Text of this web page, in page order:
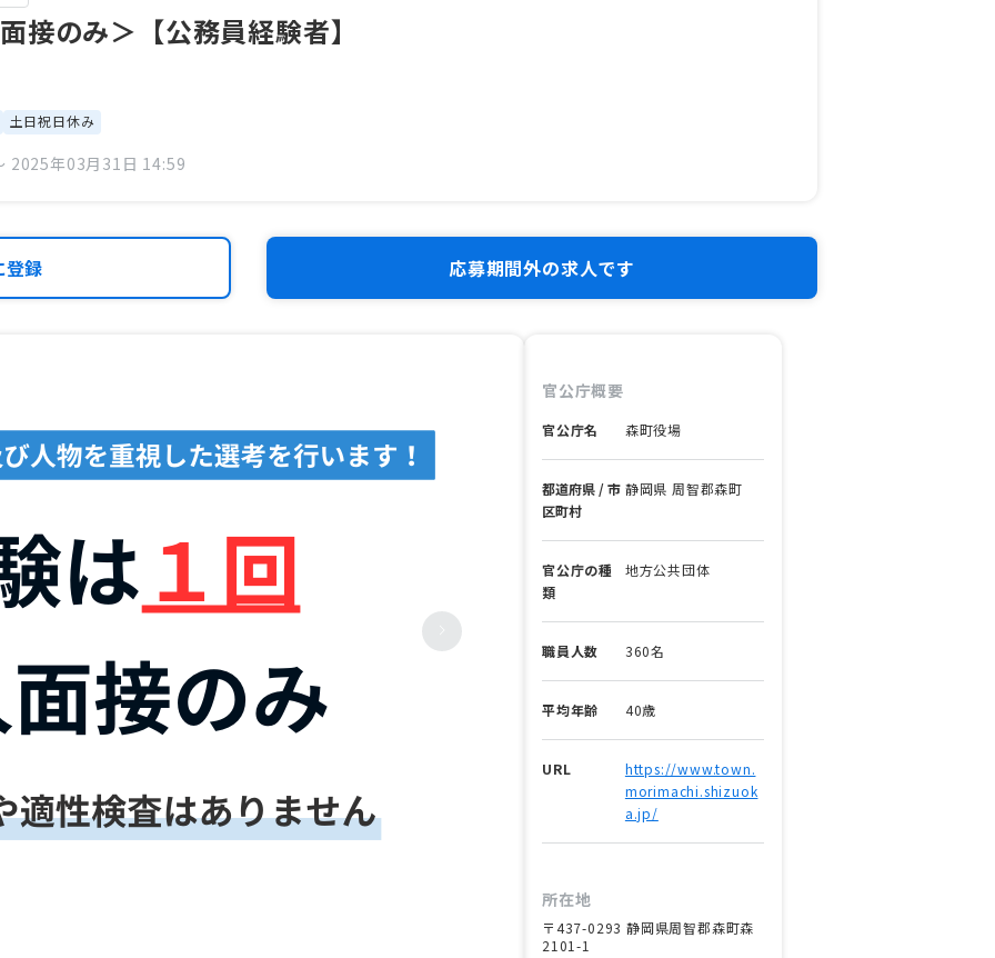
接のみ＞【公務員経験者】
土日祝日休み
2025年03月31日 14:59
応募期間外の求人です
登録
官公庁概要
官公庁名 森町役場
都道府県 / 市
区町村
静岡県 周智郡森町
官公庁の種
類
地方公共団体
職員人数 360名
平均年齢 40歳
URL
https://www.town.
morimachi.shizuok
a.jp/
所在地
〒437-0293 静岡県周智郡森町森
2101-1